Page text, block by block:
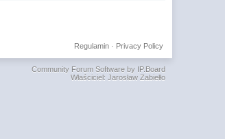
Privacy Policy
Regulamin·
Community Forum Software by IP.Board
Właściciel: Jarosław Zabiełło